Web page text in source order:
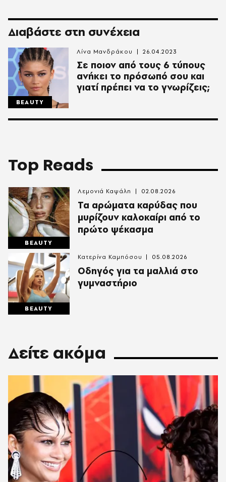
Διαβάστε στη συνέχεια
BEAUTY
Σε ποιον από τους 6 τύπους
ανήκει το πρόσωπό σου και
γιατί πρέπει να το γνωρίζεις;
Λίνα Μανδράκου 26.04.2023
Top Reads
BEAUTY
Τα αρώματα καρύδας που
μυρίζουν καλοκαίρι από το
πρώτο ψέκασμα
Λεμονιά Καψάλη 02.08.2026
BEAUTY
Οδηγός για τα μαλλιά στο
γυμναστήριο
Κατερίνα Καμπόσου 05.08.2026
Δείτε ακόμα